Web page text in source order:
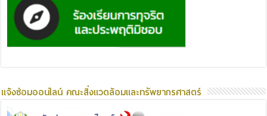
แจ้งซ่อมออนไลน์ คณะสิ่งแวดล้อมและทรัพยากรศาสตร์